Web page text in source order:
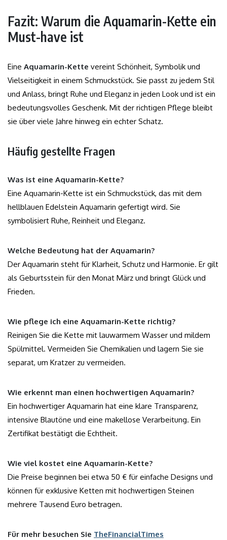
Fazit: Warum die Aquamarin-Kette ein
Must-have ist
Eine Aquamarin-Kette vereint Schönheit, Symbolik und
Vielseitigkeit in einem Schmuckstück. Sie passt zu jedem Stil
und Anlass, bringt Ruhe und Eleganz in jeden Look und ist ein
bedeutungsvolles Geschenk. Mit der richtigen Pflege bleibt
sie über viele Jahre hinweg ein echter Schatz.
Häufig gestellte Fragen
Was ist eine Aquamarin-Kette?
Eine Aquamarin-Kette ist ein Schmuckstück, das mit dem
hellblauen Edelstein Aquamarin gefertigt wird. Sie
symbolisiert Ruhe, Reinheit und Eleganz.
Welche Bedeutung hat der Aquamarin?
Der Aquamarin steht für Klarheit, Schutz und Harmonie. Er gilt
als Geburtsstein für den Monat März und bringt Glück und
Frieden.
Wie pflege ich eine Aquamarin-Kette richtig?
Reinigen Sie die Kette mit lauwarmem Wasser und mildem
Spülmittel. Vermeiden Sie Chemikalien und lagern Sie sie
separat, um Kratzer zu vermeiden.
Wie erkennt man einen hochwertigen Aquamarin?
Ein hochwertiger Aquamarin hat eine klare Transparenz,
intensive Blautöne und eine makellose Verarbeitung. Ein
Zertifikat bestätigt die Echtheit.
Wie viel kostet eine Aquamarin-Kette?
Die Preise beginnen bei etwa 50 € für einfache Designs und
können für exklusive Ketten mit hochwertigen Steinen
mehrere Tausend Euro betragen.
Für mehr besuchen Sie TheFinancialTimes